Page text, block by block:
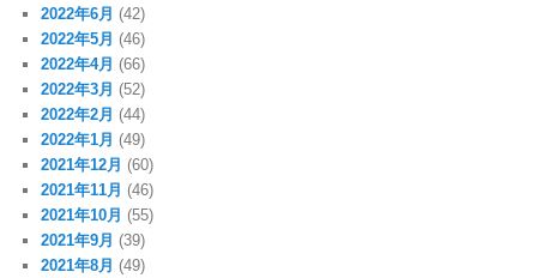
2022年6月 (42)
2022年5月 (46)
2022年4月 (66)
2022年3月 (52)
2022年2月 (44)
2022年1月 (49)
2021年12月 (60)
2021年11月 (46)
2021年10月 (55)
2021年9月 (39)
2021年8月 (49)